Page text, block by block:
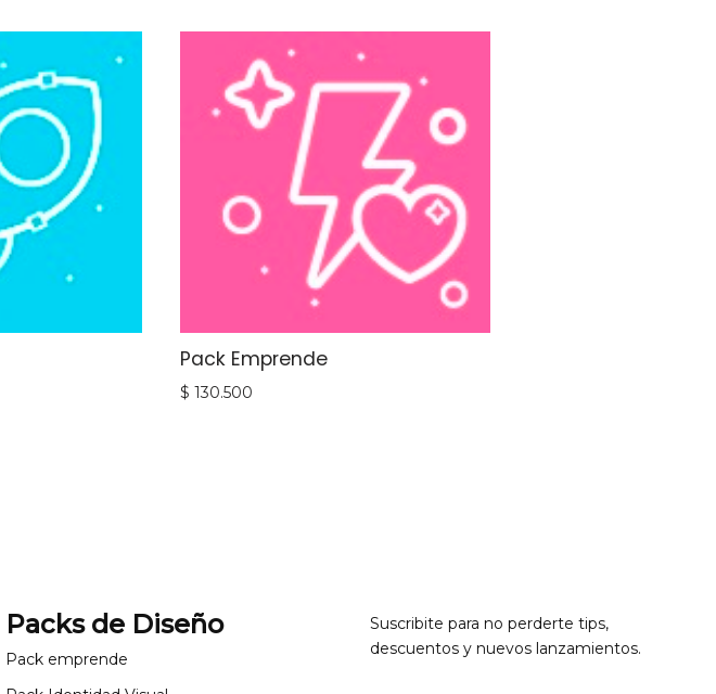
Pack Emprende
$ 130.500
Packs de Diseño
Pack emprende
Suscribite para no perderte tips,
descuentos y nuevos lanzamientos.